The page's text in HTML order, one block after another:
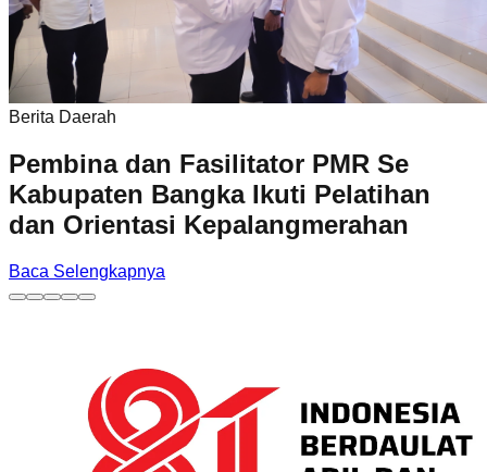
Berita Daerah
Pembina dan Fasilitator PMR Se
Kabupaten Bangka Ikuti Pelatihan
dan Orientasi Kepalangmerahan
Baca Selengkapnya